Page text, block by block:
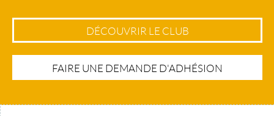
DÉCOUVRIR LE CLUB
FAIRE UNE DEMANDE D'ADHÉSION